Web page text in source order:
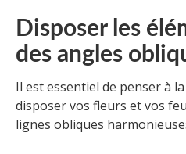
Disposer les
des angles
Il est essentiel de penser à
disposer vos fleurs et vos
lignes obliques